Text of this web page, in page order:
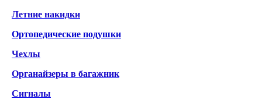
Летние накидки
Ортопедические подушки
Чехлы
Органайзеры в багажник
Сигналы